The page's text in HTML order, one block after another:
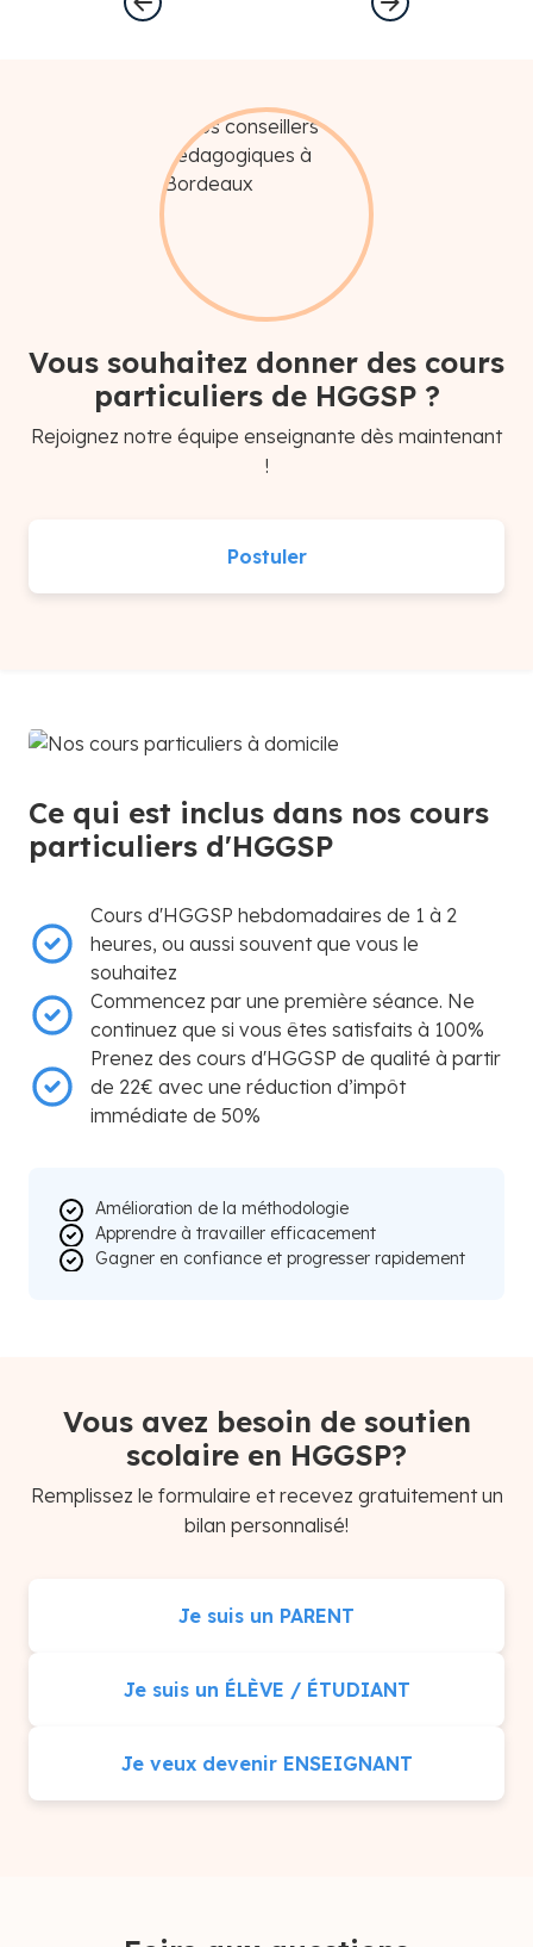
Vous souhaitez donner des cours
particuliers de HGGSP ?
Rejoignez notre équipe enseignante dès maintenant
!
Postuler
Ce qui est inclus dans nos cours
particuliers d'HGGSP
Cours d'HGGSP hebdomadaires de 1 à 2
heures, ou aussi souvent que vous le
souhaitez
Commencez par une première séance. Ne
continuez que si vous êtes satisfaits à 100%
Prenez des cours d'HGGSP de qualité à partir
de 22€ avec une réduction d’impôt
immédiate de 50%
Amélioration de la méthodologie
Apprendre à travailler efficacement
Gagner en confiance et progresser rapidement
Vous avez besoin de soutien
scolaire en HGGSP?
Remplissez le formulaire et recevez gratuitement un
bilan personnalisé!
Je suis un PARENT
Je suis un ÉLÈVE / ÉTUDIANT
Je veux devenir ENSEIGNANT